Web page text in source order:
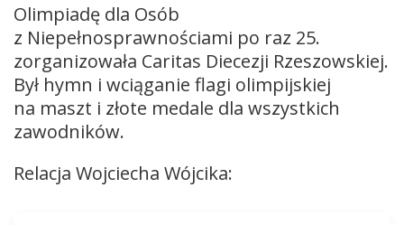
Olimpiadę dla Osób
z Niepełnosprawnościami po raz 25.
zorganizowała Caritas Diecezji Rzeszowskiej.
Był hymn i wciąganie flagi olimpijskiej
na maszt i złote medale dla wszystkich
zawodników.
Relacja Wojciecha Wójcika: